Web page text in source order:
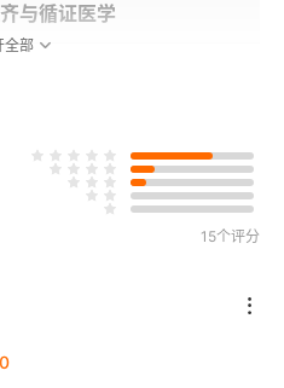
与循证医学
的秘密
克的微型显微镜看世界
治愈坏血病
衰竭的民间疗法
全部
15个评分